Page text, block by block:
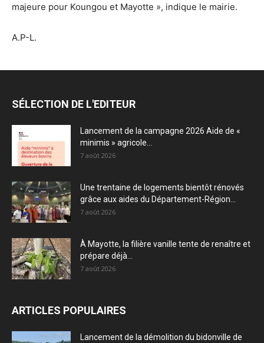
majeure pour Koungou et Mayotte », indique le mairie.
A.P-L.
SÉLECTION DE L'EDITEUR
Lancement de la campagne 2026 Aide de «
minimis » agricole...
7 août 2026
Une trentaine de logements bientôt rénovés
grâce aux aides du Département-Région...
7 août 2026
À Mayotte, la filière vanille tente de renaître et
prépare déjà...
7 août 2026
ARTICLES POPULAIRES
Lancement de la démolition du bidonville de